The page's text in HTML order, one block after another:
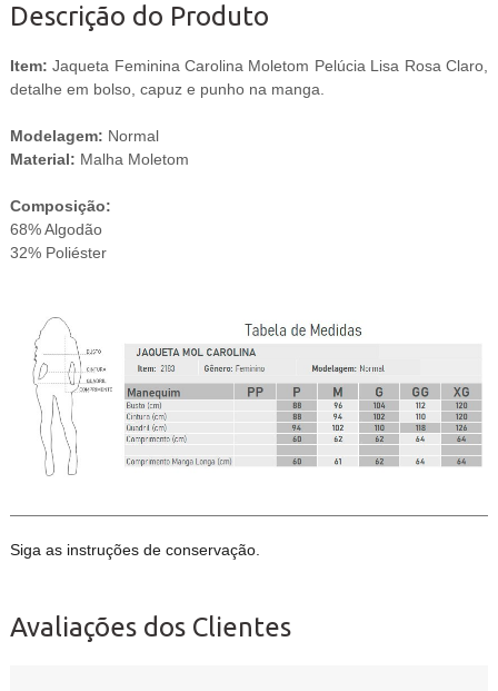
Descrição do Produto
Item:Jaqueta Feminina Carolina Moletom Pelúcia Lisa Rosa Claro,
detalhe em bolso, capuz e punho na manga.
Modelagem: Normal
Material: Malha Moletom
Composição:
68% Algodão
32% Poliéster
Siga as instruções de conservação.
Avaliações dos Clientes